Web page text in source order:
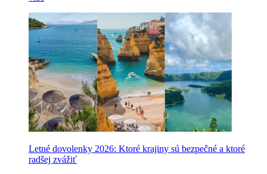
Letné dovolenky 2026: Ktoré krajiny sú bezpečné a ktoré
radšej zvážiť